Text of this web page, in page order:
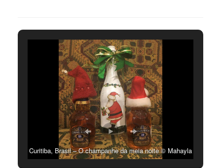
Curitiba, Brasil – O champanhe da meia noite © Mahayla